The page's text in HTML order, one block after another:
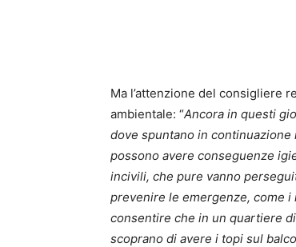
Ma l’attenzione del consigliere
ambientale: “Ancora in questi
dove spuntano in
possono avere conseguenze
incivili, che pure vanno
prevenire le emergenze, come
consentire che in un quartiere
scoprano di avere i topi sul